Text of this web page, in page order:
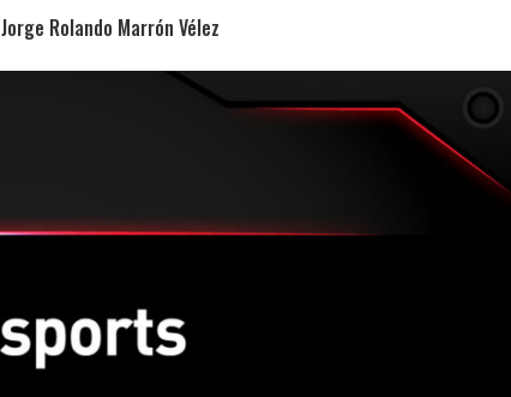
Jorge Rolando Marrón Vélez